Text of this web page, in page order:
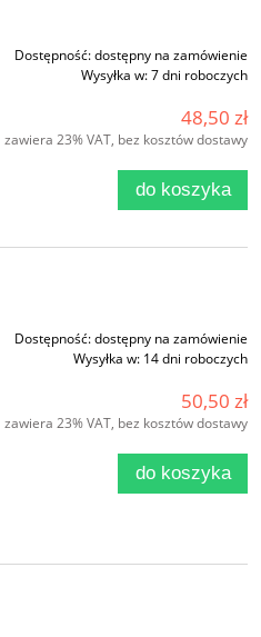
Dostępność:dostępny na zamówienie
Wysyłka w:7 dni roboczych
48,50 zł
zawiera 23% VAT, bez kosztów dostawy
do koszyka
Dostępność:dostępny na zamówienie
Wysyłka w: 14 dni roboczych
50,50 zł
zawiera 23% VAT, bez kosztów dostawy
do koszyka